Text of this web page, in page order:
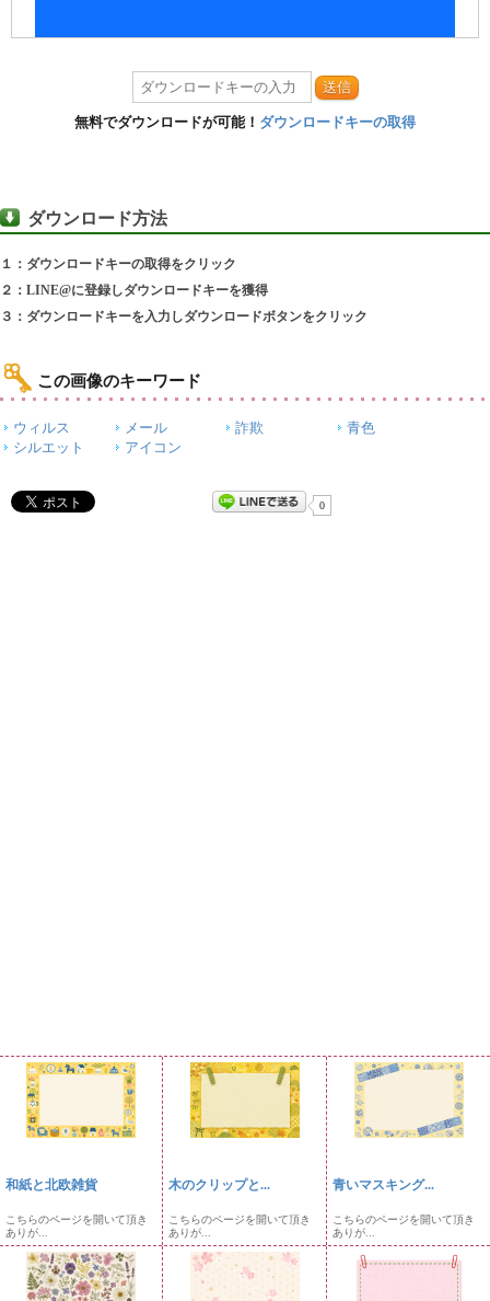
送信
無料でダウンロードが可能！ ダウンロードキーの取得
ダウンロード方法
１：ダウンロードキーの取得をクリック
２：LINE@に登録しダウンロードキーを獲得
３：ダウンロードキーを入力しダウンロードボタンをクリック
この画像のキーワード
ウィルス メール 詐欺
青色
シルエット
アイコン
0
和紙と北欧雑貨
こちらのページを開いて頂き
ありが...
木のクリップと...
こちらのページを開いて頂き
ありが...
青いマスキング...
こちらのページを開いて頂き
ありが...